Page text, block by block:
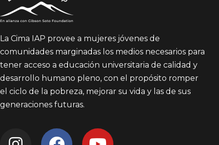
La Cima IAP provee a mujeres jóvenes de
comunidades marginadas los medios necesarios para
tener acceso a educación universitaria de calidad y
desarrollo humano pleno, con el propósito romper
el ciclo de la pobreza, mejorar su vida y las de sus
generaciones futuras.